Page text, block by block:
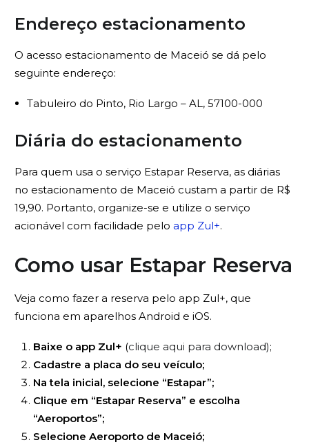
Endereço estacionamento
O acesso estacionamento de Maceió se dá pelo
seguinte endereço:
Tabuleiro do Pinto, Rio Largo – AL, 57100-000
Diária do estacionamento
Para quem usa o serviço Estapar Reserva, as diárias
no estacionamento de Maceió custam a partir de R$
19,90. Portanto, organize-se e utilize o serviço
acionável com facilidade pelo app Zul+.
Como usar Estapar Reserva
Veja como fazer a reserva pelo app Zul+, que
funciona em aparelhos Android e iOS.
Baixe o app Zul+ (clique aqui para download);
Cadastre a placa do seu veículo;
Na tela inicial, selecione “Estapar”;
Clique em “Estapar Reserva” e escolha
“Aeroportos”;
Selecione Aeroporto de Maceió;